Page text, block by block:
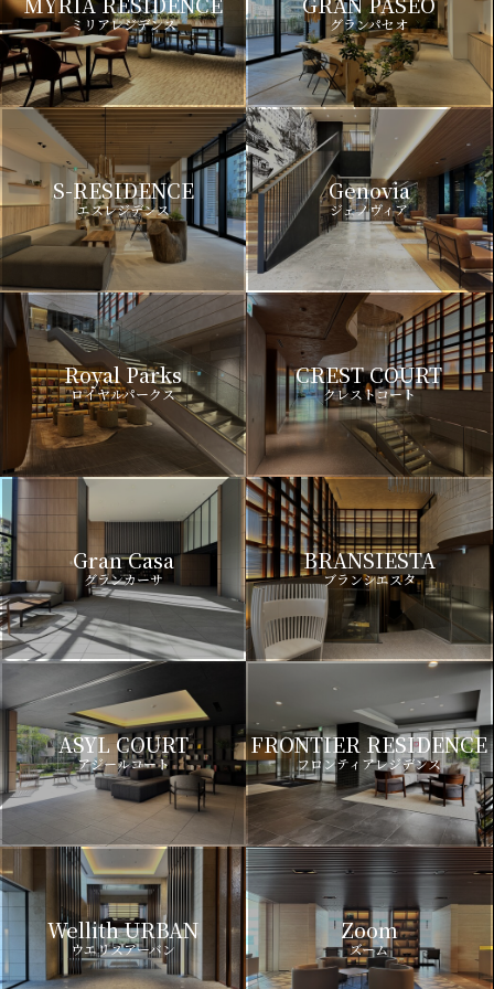
ミリアレジデンス グランパセオ
S-RESIDENCE
エスレジデンス
Genovia
ジェノヴィア
Royal Parks
ロイヤルパークス
CREST COURT
クレストコート
Gran Casa
グランカーサ
BRANSIESTA
ブランシエスタ
ASYL COURT
アジールコート
FRONTIER RESIDENCE
フロンティアレジデンス
Wellith URBAN
ウエリスアーバン
Zoom
ズーム